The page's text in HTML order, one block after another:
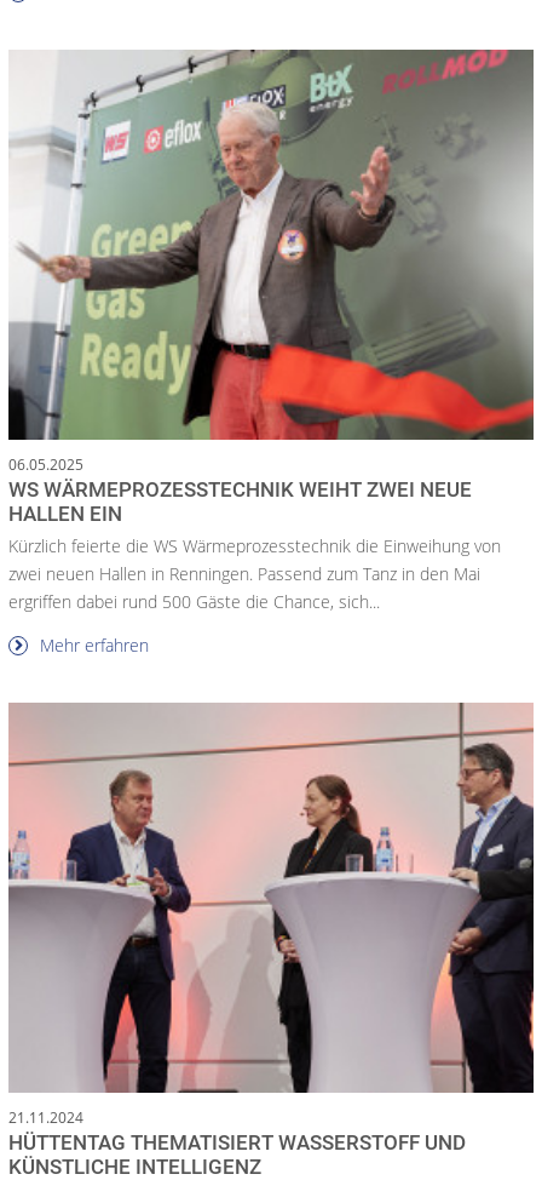
06.05.2025
WS WÄRMEPROZESSTECHNIK WEIHT ZWEI NEUE
HALLEN EIN
Kürzlich feierte die WS Wärmeprozesstechnik die Einweihung von
zwei neuen Hallen in Renningen. Passend zum Tanz in den Mai
ergriffen dabei rund 500 Gäste die Chance, sich...
Mehr erfahren
21.11.2024
HÜTTENTAG THEMATISIERT WASSERSTOFF UND
KÜNSTLICHE INTELLIGENZ